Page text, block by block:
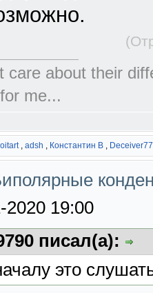
care about their
me...
, adsh , Константин В ,
2020 19:00
писал(а):
это